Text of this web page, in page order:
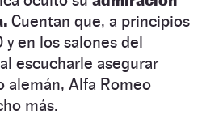
Cuentan que, a principios
en los salones del
escucharle asegurar
alemán, Alfa Romeo
más.